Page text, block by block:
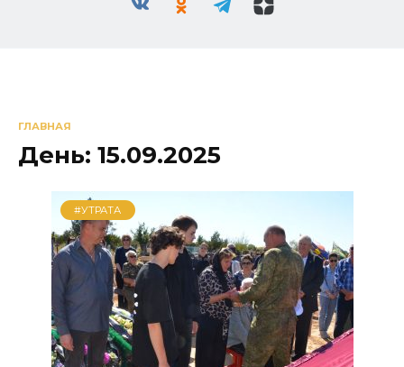
ГЛАВНАЯ
День: 15.09.2025
#УТРАТА